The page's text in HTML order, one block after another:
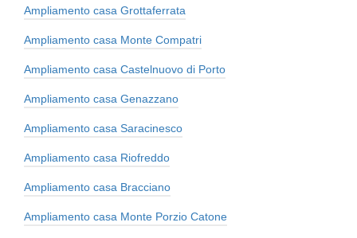
Ampliamento casa Grottaferrata
Ampliamento casa Monte Compatri
Ampliamento casa Castelnuovo di Porto
Ampliamento casa Genazzano
Ampliamento casa Saracinesco
Ampliamento casa Riofreddo
Ampliamento casa Bracciano
Ampliamento casa Monte Porzio Catone